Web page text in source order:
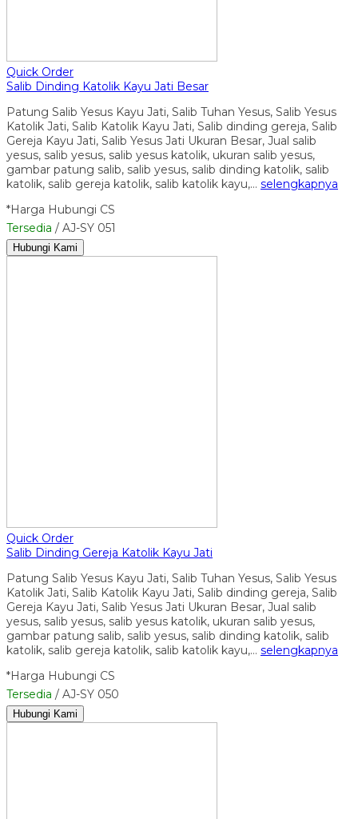
Quick Order
Salib Dinding Katolik Kayu Jati Besar
Patung Salib Yesus Kayu Jati, Salib Tuhan Yesus, Salib Yesus
Katolik Jati, Salib Katolik Kayu Jati, Salib dinding gereja, Salib
Gereja Kayu Jati, Salib Yesus Jati Ukuran Besar, Jual salib
yesus, salib yesus, salib yesus katolik, ukuran salib yesus,
gambar patung salib, salib yesus, salib dinding katolik, salib
katolik, salib gereja katolik, salib katolik kayu,… selengkapnya
*Harga Hubungi CS
Tersedia / AJ-SY 051
Hubungi Kami
Quick Order
Salib Dinding Gereja Katolik Kayu Jati
Patung Salib Yesus Kayu Jati, Salib Tuhan Yesus, Salib Yesus
Katolik Jati, Salib Katolik Kayu Jati, Salib dinding gereja, Salib
Gereja Kayu Jati, Salib Yesus Jati Ukuran Besar, Jual salib
yesus, salib yesus, salib yesus katolik, ukuran salib yesus,
gambar patung salib, salib yesus, salib dinding katolik, salib
katolik, salib gereja katolik, salib katolik kayu,… selengkapnya
*Harga Hubungi CS
Tersedia / AJ-SY 050
Hubungi Kami